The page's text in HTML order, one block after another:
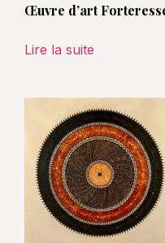
Œuvre d’art
Lire la suite